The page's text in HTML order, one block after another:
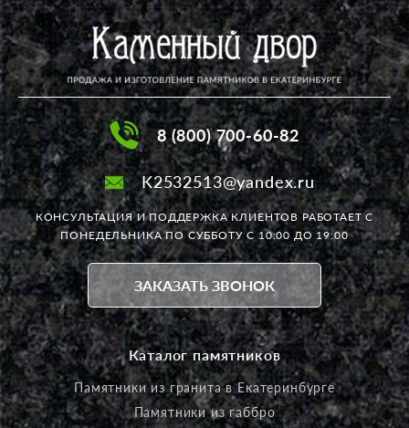
8 (800) 700-60-82
K2532513@yandex.ru
КОНСУЛЬТАЦИЯ И ПОДДЕРЖКА КЛИЕНТОВ РАБОТАЕТС
ПОНЕДЕЛЬНИКА ПО СУББОТУ С 10:00 ДО 19:00
ЗАКАЗАТЬ ЗВОНОК
Каталог памятников
Памятники из гранита в Екатеринбурге
Памятники из габбро